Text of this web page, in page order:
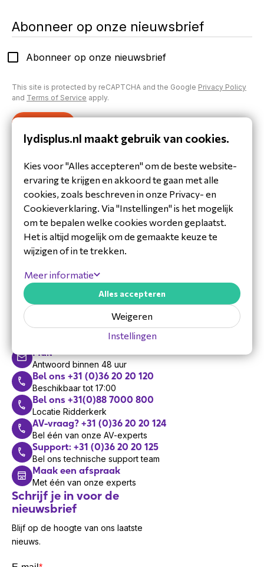
Abonneer op onze nieuwsbrief
Abonneer op onze nieuwsbrief
This site is protected by reCAPTCHA and the Google Privacy Policy
and Terms of Service apply.
Heb je al een account aangemaakt of inloggegevens
gekregen?
Inloggen
Hulp nodig?
Vandaag zijn we bereikbaar van 8:30 tot 17:00
Mail
Antwoord binnen 48 uur
Bel ons +31 (0)36 20 20 120
Beschikbaar tot 17:00
Bel ons +31(0)88 7000 800
Locatie Ridderkerk
AV-vraag? +31 (0)36 20 20 124
Bel één van onze AV-experts
Support: +31 (0)36 20 20 125
Bel ons technische support team
Maak een afspraak
Met één van onze experts
Schrijf je in voor de
nieuwsbrief
Blijf op de hoogte van ons laatste
nieuws.
lydisplus.nl maakt gebruik van cookies.
Kies voor "Alles accepteren" om de beste website-
ervaring te krijgen en akkoord te gaan met alle
cookies, zoals beschreven in onze Privacy- en
Cookieverklaring. Via "Instellingen" is het mogelijk
om te bepalen welke cookies worden geplaatst.
Het is altijd mogelijk om de gemaakte keuze te
wijzigen of in te trekken.
Meer informatie
Instellingen
Weigeren
Alles accepteren